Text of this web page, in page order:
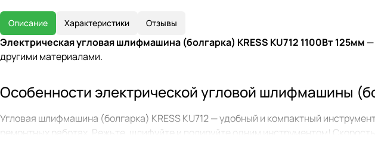
Описание Характеристики Отзывы
Электрическая угловая шлифмашина (болгарка) KRESS KU712 1100Вт 125мм —
другими материалами.
Особенности электрической угловой шлифмашины
Угловая шлифмашина (болгарка) KRESS KU712 — удобный и компактный
ремонтных работах. Режьте, шлифуйте и полируйте одним инструментом!